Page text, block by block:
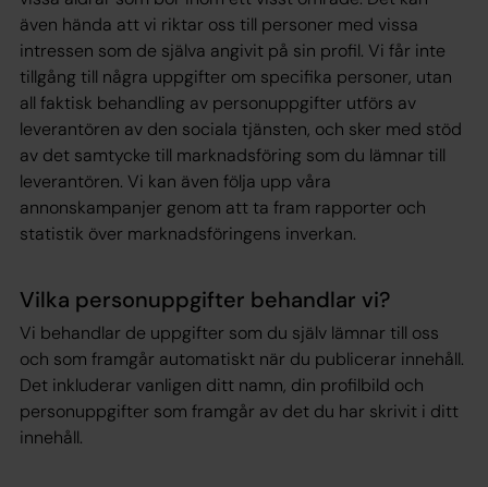
även hända att vi riktar oss till personer med vissa
intressen som de själva angivit på sin profil. Vi får inte
tillgång till några uppgifter om specifika personer, utan
all faktisk behandling av personuppgifter utförs av
leverantören av den sociala tjänsten, och sker med stöd
av det samtycke till marknadsföring som du lämnar till
leverantören. Vi kan även följa upp våra
annonskampanjer genom att ta fram rapporter och
statistik över marknadsföringens inverkan.
Vilka personuppgifter behandlar vi?
Vi behandlar de uppgifter som du själv lämnar till oss
och som framgår automatiskt när du publicerar innehåll.
Det inkluderar vanligen ditt namn, din profilbild och
personuppgifter som framgår av det du har skrivit i ditt
innehåll.